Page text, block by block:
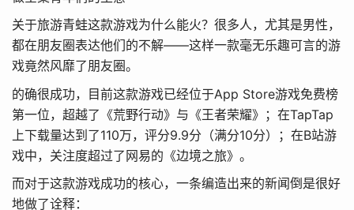
关于旅游青蛙这款游戏为什么能火？很多人，尤其是男性，
都在朋友圈表达他们的不解——这样一款毫无乐趣可言的游
戏竟然风靡了朋友圈。
的确很成功，目前这款游戏已经位于App Store游戏免费榜
第一位，超越了《荒野行动》与《王者荣耀》；在TapTap
上下载量达到了110万，评分9.9分（满分10分）；在B站游
戏中，关注度超过了网易的《边境之旅》。
而对于这款游戏成功的核心，一条编造出来的新闻倒是很好
地做了诠释：